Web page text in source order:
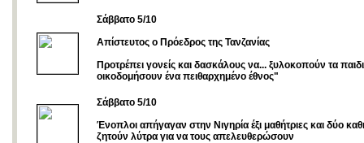
Σάββατο 5/10
Aπίστευτος ο Πρόεδρος της Τανζανίας
Προτρέπει γονείς και δασκάλους να... ξυλοκοπούν τα
οικοδομήσουν ένα πειθαρχημένο έθνος"
Σάββατο 5/10
Ένοπλοι απήγαγαν στην Νιγηρία έξι μαθήτριες και δύο
ζητούν λύτρα για να τους απελευθερώσουν